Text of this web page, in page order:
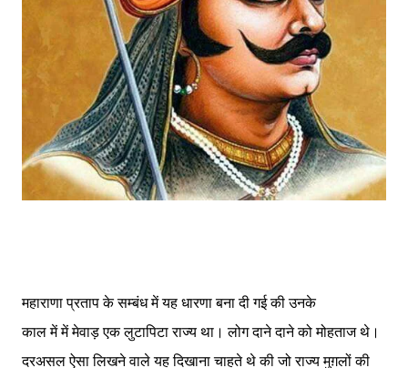
महाराणा प्रताप के सम्बंध में यह धारणा बना दी गई की उनके
काल में में मेवाड़ एक लुटापिटा राज्य था। लोग दाने दाने को मोहताज थे।
दरअसल ऐसा लिखने वाले यह दिखाना चाहते थे की जो राज्य मुग़लों की